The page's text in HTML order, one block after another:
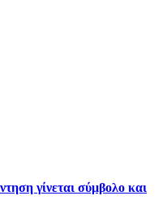
γίνεται σύμβολο και